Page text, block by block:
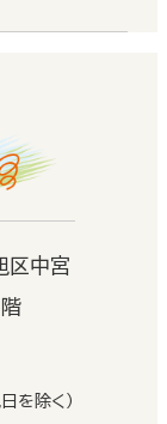
中宮
を除く）